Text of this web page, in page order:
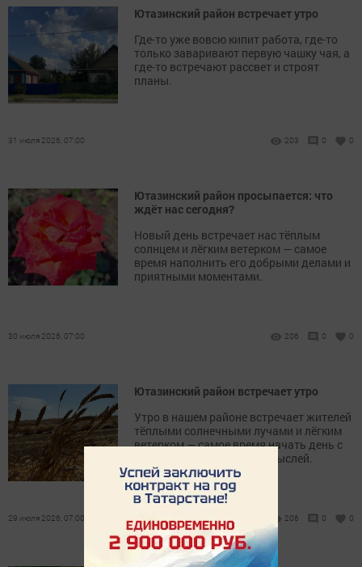
Ютазинский район встречает утро
Где-то уже вовсю кипит работа, где-то
только заваривают первую чашку чая, а
где-то встречают рассвет и строят
планы.
31 июля 2026, 07:00 203 0 0
Ютазинский район просыпается: что
ждёт нас сегодня?
Новый день встречает нас тёплым
солнцем и лёгким ветерком — самое
время наполнить его добрыми делами и
приятными моментами.
30 июля 2026, 07:00 206 0 0
Ютазинский район встречает утро
Утро в нашем районе встречает жителей
тёплыми солнечными лучами и лёгким
ветерком — самое время начать день с
приятных дел и хороших мыслей.
29 июля 2026, 07:00 206 0 0